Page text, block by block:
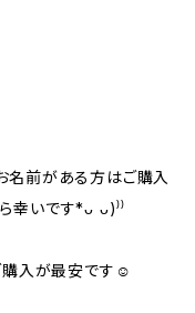
名前がある方はご購入
幸いです*ᴗ ᴗ)⁾⁾
購入が最安です☺️